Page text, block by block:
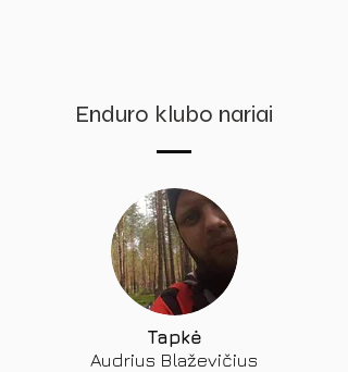
Enduro klubo nariai
Tapkė
Audrius Blaževičius